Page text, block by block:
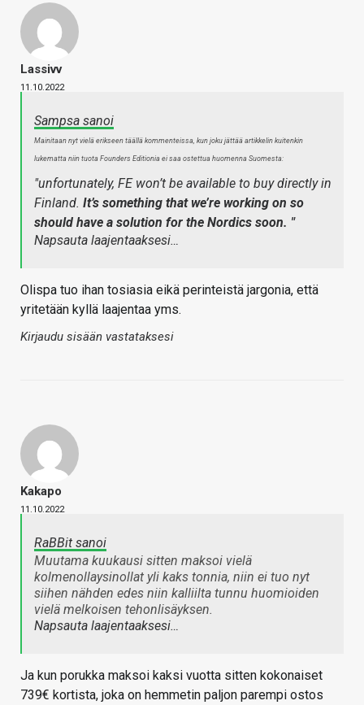
Lassivv
11.10.2022
Sampsa sanoi
Mainitaan nyt vielä erikseen täällä kommenteissa, kun joku jättää artikkelin kuitenkin
lukematta niin tuota Founders Editionia ei saa ostettua huomenna Suomesta:
"unfortunately, FE won’t be available to buy directly in
Finland. It’s something that we’re working on so
should have a solution for the Nordics soon. "
Napsauta laajentaaksesi…
Olispa tuo ihan tosiasia eikä perinteistä jargonia, että
yritetään kyllä laajentaa yms.
Kirjaudu sisään vastataksesi
Kakapo
11.10.2022
RaBBit sanoi
Muutama kuukausi sitten maksoi vielä
kolmenollaysinollat yli kaks tonnia, niin ei tuo nyt
siihen nähden edes niin kalliilta tunnu huomioiden
vielä melkoisen tehonlisäyksen.
Napsauta laajentaaksesi…
Ja kun porukka maksoi kaksi vuotta sitten kokonaiset
739€ kortista, joka on hemmetin paljon parempi ostos